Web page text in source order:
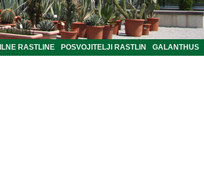
RASTLINE POSVOJITELJI RASTLIN GALANTHUS